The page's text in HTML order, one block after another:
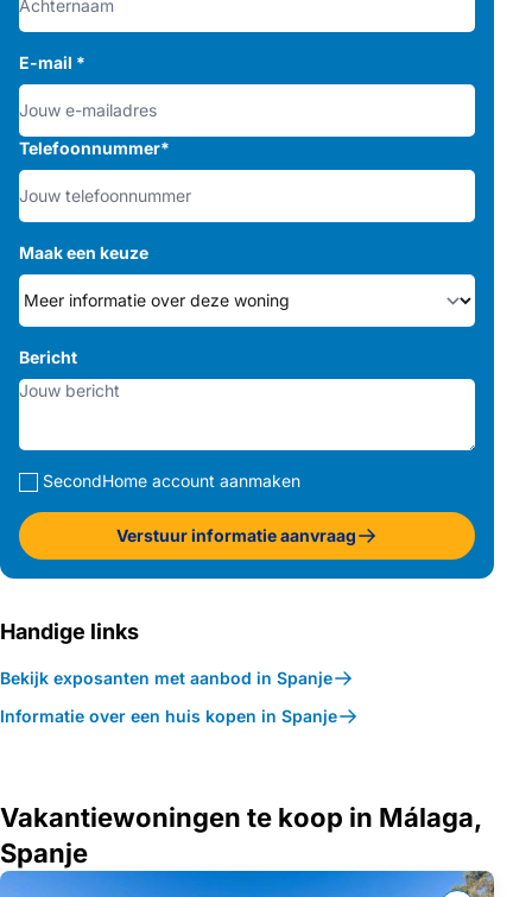
E-mail *
Telefoonnummer*
Maak een keuze
Bericht
SecondHome account aanmaken
Verstuur informatie aanvraag
Handige links
Bekijk exposanten met aanbod in Spanje
Informatie over een huis kopen in Spanje
Vakantiewoningen te koop in Málaga,
Spanje